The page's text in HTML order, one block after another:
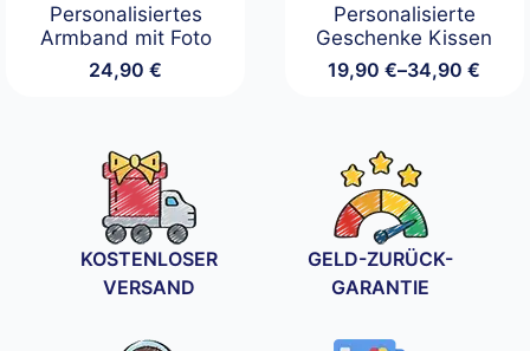
Personalisiertes
Armband mit Foto
24,90€
Personalisierte
Geschenke Kissen
19,90€–34,90€
Preisspanne:
KOSTENLOSER
VERSAND
GELD-ZURÜCK-
GARANTIE